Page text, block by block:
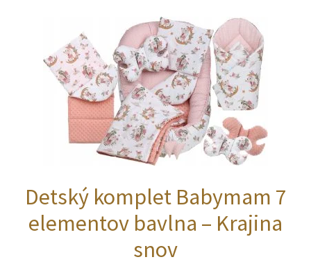
Detský komplet Babymam 7
elementov bavlna – Krajina
snov